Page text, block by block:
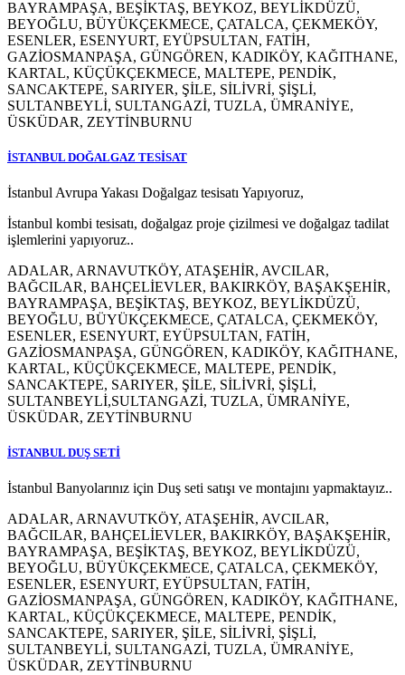
BAYRAMPAŞA, BEŞİKTAŞ, BEYKOZ, BEYLİKDÜZÜ,
BEYOĞLU, BÜYÜKÇEKMECE, ÇATALCA, ÇEKMEKÖY,
ESENLER, ESENYURT, EYÜPSULTAN, FATİH,
GAZİOSMANPAŞA, GÜNGÖREN, KADIKÖY, KAĞITHANE,
KARTAL, KÜÇÜKÇEKMECE, MALTEPE, PENDİK,
SANCAKTEPE, SARIYER, ŞİLE, SİLİVRİ, ŞİŞLİ,
SULTANBEYLİ, SULTANGAZİ, TUZLA, ÜMRANİYE,
ÜSKÜDAR, ZEYTİNBURNU
İSTANBUL DOĞALGAZ TESİSAT
İstanbul Avrupa Yakası Doğalgaz tesisatı Yapıyoruz,
İstanbul kombi tesisatı, doğalgaz proje çizilmesi ve doğalgaz tadilat
işlemlerini yapıyoruz..
ADALAR, ARNAVUTKÖY, ATAŞEHİR, AVCILAR,
BAĞCILAR, BAHÇELİEVLER, BAKIRKÖY, BAŞAKŞEHİR,
BAYRAMPAŞA, BEŞİKTAŞ, BEYKOZ, BEYLİKDÜZÜ,
BEYOĞLU, BÜYÜKÇEKMECE, ÇATALCA, ÇEKMEKÖY,
ESENLER, ESENYURT, EYÜPSULTAN, FATİH,
GAZİOSMANPAŞA, GÜNGÖREN, KADIKÖY, KAĞITHANE,
KARTAL, KÜÇÜKÇEKMECE, MALTEPE, PENDİK,
SANCAKTEPE, SARIYER, ŞİLE, SİLİVRİ, ŞİŞLİ,
SULTANBEYLİ,SULTANGAZİ, TUZLA, ÜMRANİYE,
ÜSKÜDAR, ZEYTİNBURNU
İSTANBUL DUŞ SETİ
İstanbul Banyolarınız için Duş seti satışı ve montajını yapmaktayız..
ADALAR, ARNAVUTKÖY, ATAŞEHİR, AVCILAR,
BAĞCILAR, BAHÇELİEVLER, BAKIRKÖY, BAŞAKŞEHİR,
BAYRAMPAŞA, BEŞİKTAŞ, BEYKOZ, BEYLİKDÜZÜ,
BEYOĞLU, BÜYÜKÇEKMECE, ÇATALCA, ÇEKMEKÖY,
ESENLER, ESENYURT, EYÜPSULTAN, FATİH,
GAZİOSMANPAŞA, GÜNGÖREN, KADIKÖY, KAĞITHANE,
KARTAL, KÜÇÜKÇEKMECE, MALTEPE, PENDİK,
SANCAKTEPE, SARIYER, ŞİLE, SİLİVRİ, ŞİŞLİ,
SULTANBEYLİ, SULTANGAZİ, TUZLA, ÜMRANİYE,
ÜSKÜDAR, ZEYTİNBURNU